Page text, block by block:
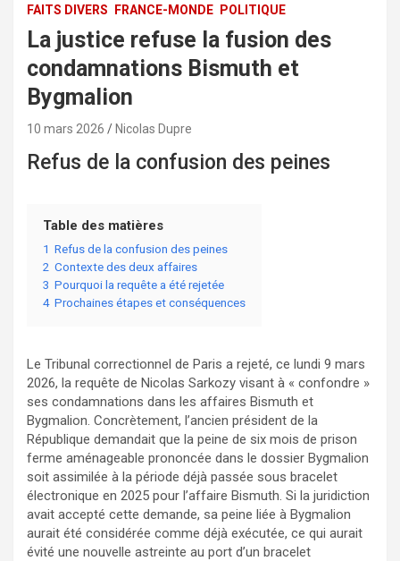
FAITS DIVERS FRANCE-MONDE POLITIQUE
La justice refuse la fusion des
condamnations Bismuth et
Bygmalion
10 mars 2026 Nicolas Dupre
Refus de la confusion des peines
Table des matières
1 Refus de la confusion des peines
2 Contexte des deux affaires
3 Pourquoi la requête a été rejetée
4 Prochaines étapes et conséquences
Le Tribunal correctionnel de Paris a rejeté, ce lundi 9 mars
2026, la requête de Nicolas Sarkozy visant à « confondre »
ses condamnations dans les affaires Bismuth et
Bygmalion. Concrètement, l’ancien président de la
République demandait que la peine de six mois de prison
ferme aménageable prononcée dans le dossier Bygmalion
soit assimilée à la période déjà passée sous bracelet
électronique en 2025 pour l’affaire Bismuth. Si la juridiction
avait accepté cette demande, sa peine liée à Bygmalion
aurait été considérée comme déjà exécutée, ce qui aurait
évité une nouvelle astreinte au port d’un bracelet